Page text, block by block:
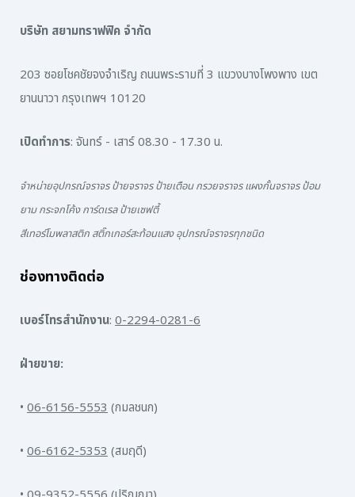
บริษัท สยามทราฟฟิค จำกัด
203 ซอยโชคชัยจงจำเริญ ถนนพระรามที่ 3 แขวงบางโพงพาง เขต
ยานนาวา กรุงเทพฯ 10120
เปิดทำการ: จันทร์ - เสาร์ 08.30 - 17.30 น.
จำหน่ายอุปกรณ์จราจร ป้ายจราจร ป้ายเตือน กรวยจราจร แผงกั้นจราจร ป้อม
ยาม กระจกโค้ง การ์ดเรล ป้ายเซฟตี้
สีเทอร์โมพลาสติก สติ๊กเกอร์สะท้อนแสง อุปกรณ์จราจรทุกชนิด
ช่องทางติดต่อ
เบอร์โทรสำนักงาน: 0-2294-0281-6
ฝ่ายขาย:
• 06-6156-5553(กมลชนก)
• 06-6162-5353(สมฤดี)